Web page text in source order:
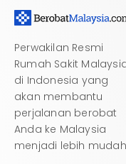
e
:
Perwakilan Resmi
Rumah Sakit
di Indonesia yang
akan membantu
perjalanan berobat
Anda ke Malaysia
menjadi lebih